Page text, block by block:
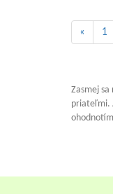
« 1
Zasmej
priateľmi.